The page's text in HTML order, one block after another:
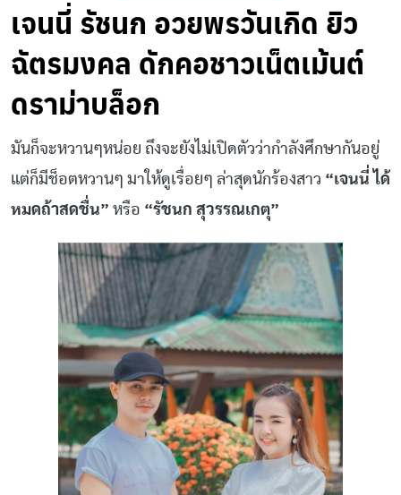
เจนนี่ รัชนก อวยพรวันเกิด ยิว
ฉัตรมงคล ดักคอชาวเน็ตเม้นต์
ดราม่าบล็อก
มันก็จะหวานๆหน่อย ถึงจะยังไม่เปิดตัวว่ากำลังศึกษากันอยู่
แต่ก็มีช็อตหวานๆ มาให้ดูเรื่อยๆ ล่าสุดนักร้องสาว “เจนนี่ ได้
หมดถ้าสดชื่น” หรือ “รัชนก สุวรรณเกตุ”